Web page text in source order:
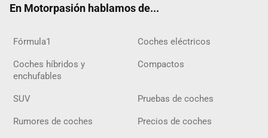
En Motorpasión hablamos de...
Fórmula1 Coches eléctricos
Coches híbridos y
enchufables
Compactos
SUV Pruebas de coches
Rumores de coches Precios de coches